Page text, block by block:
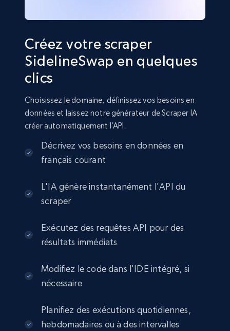
Créez votre scraper
SidelineSwap en quelques
clics
Choisissez le domaine, définissez vos besoins en
données et laissez notre générateur de Scraper IA
créer automatiquement l’API.
Décrivez vos besoins en données en
français courant
L'IA génère instantanément l'API du
scraper
Exécutez des requêtes API pour des
résultats immédiats
Modifiez le code dans l'IDE intégré, si
nécessaire
Planifiez des exécutions quotidiennes,
hebdomadaires ou à des intervalles